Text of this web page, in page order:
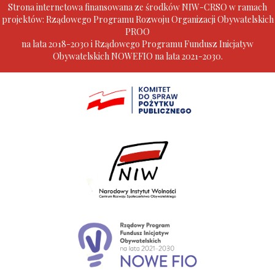
Strona internetowa finansowana ze środków NIW-CRSO w ramach
projektów: Rządowego Programu Rozwoju Organizacji Obywatelskich
PROO
na lata 2018-2030 i Rządowego Programu Fundusz Inicjatyw
Obywatelskich NOWEFIO na lata 2021-2030.